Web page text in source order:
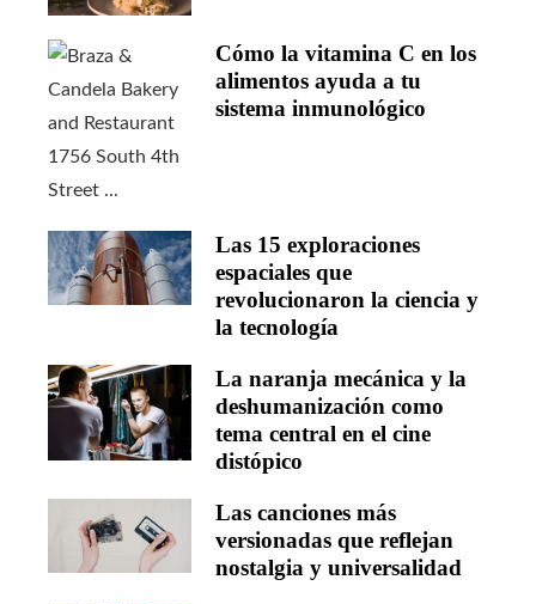
Cómo la vitamina C en los
alimentos ayuda a tu
sistema inmunológico
Las 15 exploraciones
espaciales que
revolucionaron la ciencia y
la tecnología
La naranja mecánica y la
deshumanización como
tema central en el cine
distópico
Las canciones más
versionadas que reflejan
nostalgia y universalidad